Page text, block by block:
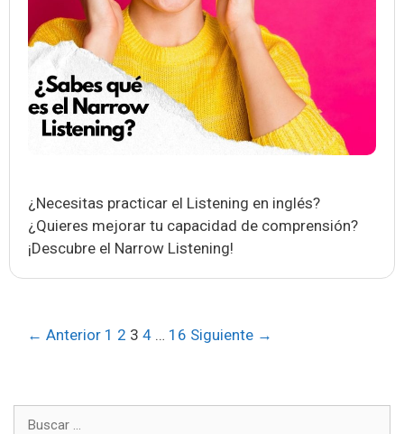
¿Necesitas practicar el Listening en inglés?
¿Quieres mejorar tu capacidad de comprensión?
¡Descubre el Narrow Listening!
Navegación
← Anterior 1 2 3 4 … 16 Siguiente →